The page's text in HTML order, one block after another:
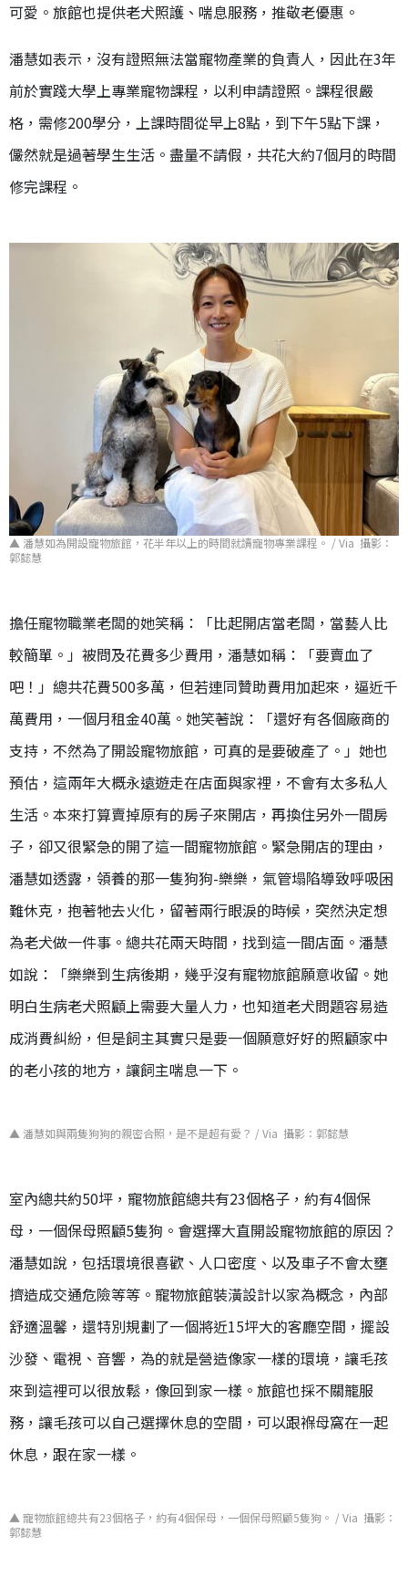
可愛。旅館也提供老犬照護、喘息服務，推敬老優惠。
潘慧如表示，沒有證照無法當寵物產業的負責人，因此在3年
前於實踐大學上專業寵物課程，以利申請證照。課程很嚴
格，需修200學分，上課時間從早上8點，到下午5點下課，
儼然就是過著學生生活。盡量不請假，共花大約7個月的時間
修完課程。
▲ 潘慧如為開設寵物旅館，花半年以上的時間就讀寵物專業課程。 / Via 攝影：
郭懿慧
擔任寵物職業老闆的她笑稱：「比起開店當老闆，當藝人比
較簡單。」被問及花費多少費用，潘慧如稱：「要賣血了
吧！」總共花費500多萬，但若連同贊助費用加起來，逼近千
萬費用，一個月租金40萬。她笑著說：「還好有各個廠商的
支持，不然為了開設寵物旅館，可真的是要破產了。」她也
預估，這兩年大概永遠遊走在店面與家裡，不會有太多私人
生活。本來打算賣掉原有的房子來開店，再換住另外一間房
子，卻又很緊急的開了這一間寵物旅館。緊急開店的理由，
潘慧如透露，領養的那一隻狗狗-樂樂，氣管塌陷導致呼吸困
難休克，抱著牠去火化，留著兩行眼淚的時候，突然決定想
為老犬做一件事。總共花兩天時間，找到這一間店面。潘慧
如說：「樂樂到生病後期，幾乎沒有寵物旅館願意收留。她
明白生病老犬照顧上需要大量人力，也知道老犬問題容易造
成消費糾紛，但是飼主其實只是要一個願意好好的照顧家中
的老小孩的地方，讓飼主喘息一下。
▲ 潘慧如與兩隻狗狗的親密合照，是不是超有愛？ / Via 攝影：郭懿慧
室內總共約50坪，寵物旅館總共有23個格子，約有4個保
母，一個保母照顧5隻狗。會選擇大直開設寵物旅館的原因？
潘慧如說，包括環境很喜歡、人口密度、以及車子不會太壅
擠造成交通危險等等。寵物旅館裝潢設計以家為概念，內部
舒適溫馨，還特別規劃了一個將近15坪大的客廳空間，擺設
沙發、電視、音響，為的就是營造像家一樣的環境，讓毛孩
來到這裡可以很放鬆，像回到家一樣。旅館也採不關籠服
務，讓毛孩可以自己選擇休息的空間，可以跟褓母窩在一起
休息，跟在家一樣。
▲ 寵物旅館總共有23個格子，約有4個保母，一個保母照顧5隻狗。 / Via 攝影：
郭懿慧